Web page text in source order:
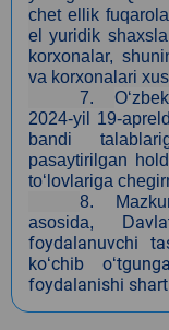
сhet ellik
el yuridik
korxonalar,
va korxonalari
7.
2024-yil 19-
bandi
pasaytirilgan
to‘lovlariga
8.
asosida,
D
foydalanuvchi
koʻchib
foydalanishi